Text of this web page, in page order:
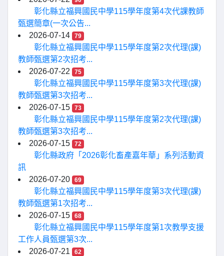
彰化縣立福興國民中學115學年度第4次代課教師
甄選簡章(一次公告...
2026-07-14
79
彰化縣立福興國民中學115學年度第2次代理(課)
教師甄選第2次招考...
2026-07-22
75
彰化縣立福興國民中學115學年度第3次代理(課)
教師甄選第3次招考...
2026-07-15
73
彰化縣立福興國民中學115學年度第2次代理(課)
教師甄選第3次招考...
2026-07-15
72
彰化縣政府「2026彰化畜產嘉年華」系列活動資
訊
2026-07-20
69
彰化縣立福興國民中學115學年度第3次代理(課)
教師甄選第1次招考...
2026-07-15
68
彰化縣立福興國民中學115學年度第1次教學支援
工作人員甄選第3次...
2026-07-21
62